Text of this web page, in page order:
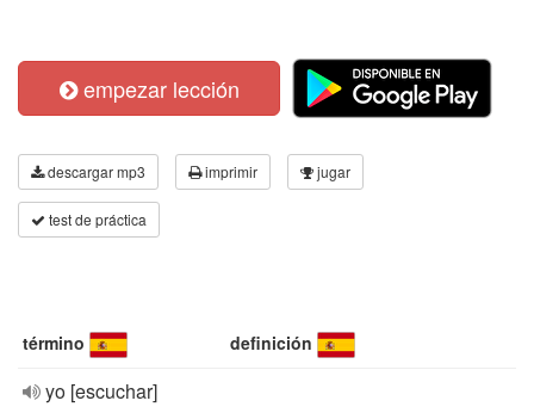
empezar lección
descargar mp3 imprimir jugar
test de práctica
término definición
yo [escuchar]